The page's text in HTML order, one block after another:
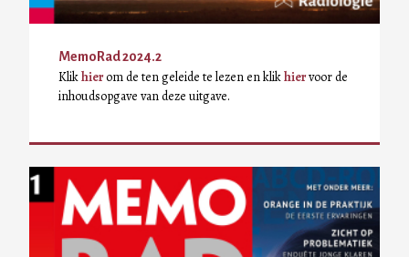
MemoRad 2024.2
Klikhierom de ten geleide te lezen en klikhiervoor de
inhoudsopgave van deze uitgave.